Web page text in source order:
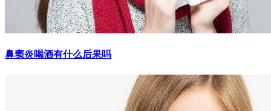
鼻窦炎喝酒有什么后果吗